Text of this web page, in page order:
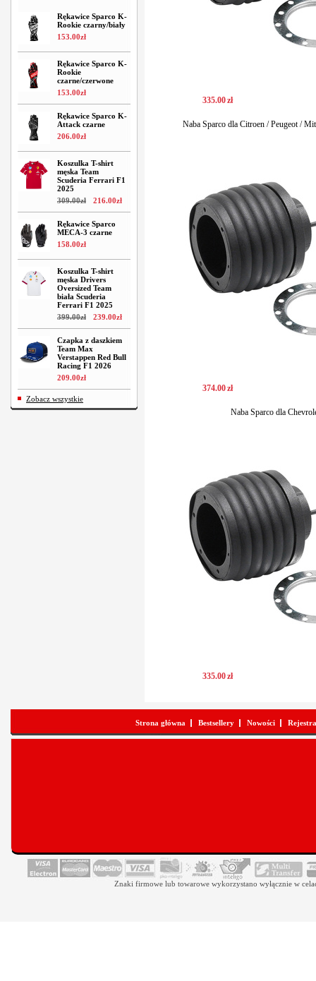
Rękawice Sparco K-
Rookie czarny/biały
153.00zł
Rękawice Sparco K-
Rookie
czarne/czerwone
153.00zł
Rękawice Sparco K-
Attack czarne
206.00zł
Koszulka T-shirt
męska Team
Scuderia Ferrari F1
2025
309.00zł 216.00zł
Rękawice Sparco
MECA-3 czarne
158.00zł
Koszulka T-shirt
męska Drivers
Oversized Team
biała Scuderia
Ferrari F1 2025
399.00zł 239.00zł
Czapka z daszkiem
Team Max
Verstappen Red Bull
Racing F1 2026
209.00zł
Zobacz wszystkie
335.00zł
Naba Sparco dla Citroen / Peugeot /
374.00zł
Naba Sparco dla
335.00zł
Strona główna Bestsellery Nowości
Znaki firmowe lub towarowe wykorzystano wyłącznie w